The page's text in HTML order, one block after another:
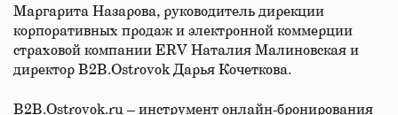
Маргарита Назарова, руководитель дирекции
корпоративных продаж и электронной коммерции
страховой компании ERV Наталия Малиновская и
директор B2B.Ostrovok Дарья Кочеткова.
B2B.Ostrovok.ru – инструмент онлайн-бронирования